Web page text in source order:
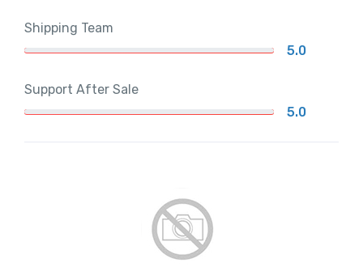
Shipping Team
5.0
Support After Sale
5.0